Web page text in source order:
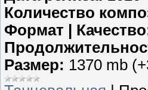
Количество
Формат |
Размер: 1370 mb